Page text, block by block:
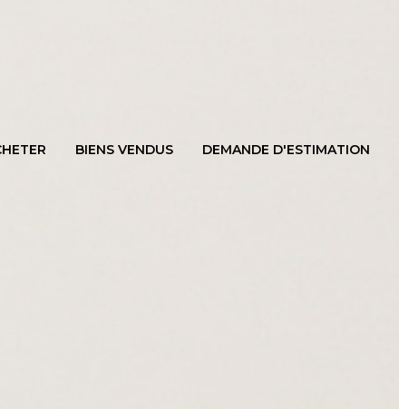
BIENS VENDUS DEMANDE D'ESTIMATION